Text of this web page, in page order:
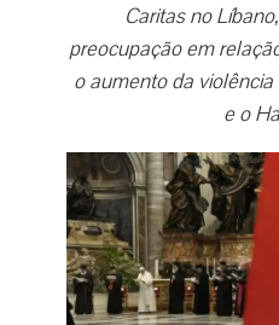
Caritas no
preocupação em
o aumento da
e o